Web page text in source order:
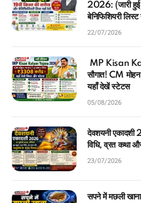
2026: (जारी
बेनिफिशियरी
22/07/2026
MP Kisan
सौगात! CM
यहाँ देखें स्टेटस
05/08/2026
देवशयनी
विधि, व्रत कथा
23/07/2026
सपने में मछली